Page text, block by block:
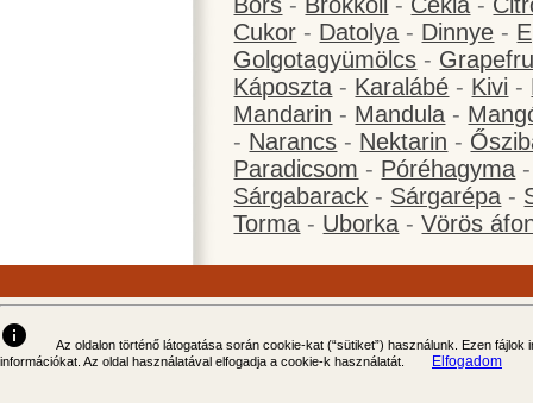
Cukor - Datolya - Dinnye -
Golgotagyümölcs -
Káposzta - Karalábé - Kivi -
Mandarin - Mandula -
- Narancs - Nektarin -
Paradicsom - Póréhagyma
Sárgabarack - Sárgarépa -
Torma - Uborka -Vörös
info
Az oldalon történő látogatása során cookie-kat (“sütiket”) használunk. Ezen
információkat. Az oldal használatával elfogadja a cookie-k használatát.
Elfogadom